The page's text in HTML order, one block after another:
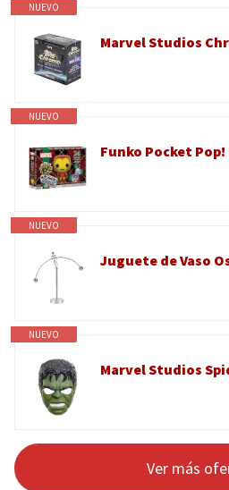
NUEVO
NUEVO
NUEVO
NUEVO
Ver más